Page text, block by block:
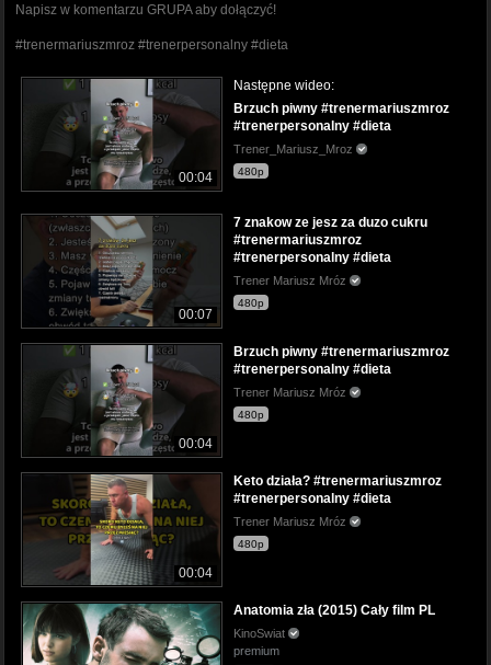
Napisz w komentarzu GRUPA aby dołączyć!
#trenermariuszmroz #trenerpersonalny #dieta
00:04
Następne wideo:
Brzuch piwny #trenermariuszmroz
#trenerpersonalny #dieta
Trener_Mariusz_Mroz
480p
00:07
7 znakow ze jesz za duzo cukru
#trenermariuszmroz
#trenerpersonalny #dieta
Trener Mariusz Mróz
480p
00:04
Brzuch piwny #trenermariuszmroz
#trenerpersonalny #dieta
Trener Mariusz Mróz
480p
00:04
Keto działa? #trenermariuszmroz
#trenerpersonalny #dieta
Trener Mariusz Mróz
480p
Anatomia zła (2015) Cały film PL
KinoSwiat
premium